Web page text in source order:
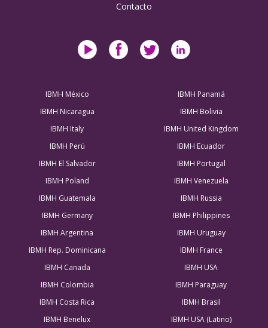
Contacto
IBMH México
IBMH Panamá
IBMH Nicaragua
IBMH Bolivia
IBMH Italy
IBMH United Kingdom
IBMH Perú
IBMH Ecuador
IBMH El Salvador
IBMH Portugal
IBMH Poland
IBMH Venezuela
IBMH Guatemala
IBMH Russia
IBMH Germany
IBMH Philippines
IBMH Argentina
IBMH Uruguay
IBMH Rep. Dominicana
IBMH France
IBMH Canada
IBMH USA
IBMH Colombia
IBMH Paraguay
IBMH Costa Rica
IBMH Brasil
IBMH Benelux
IBMH USA (Latino)